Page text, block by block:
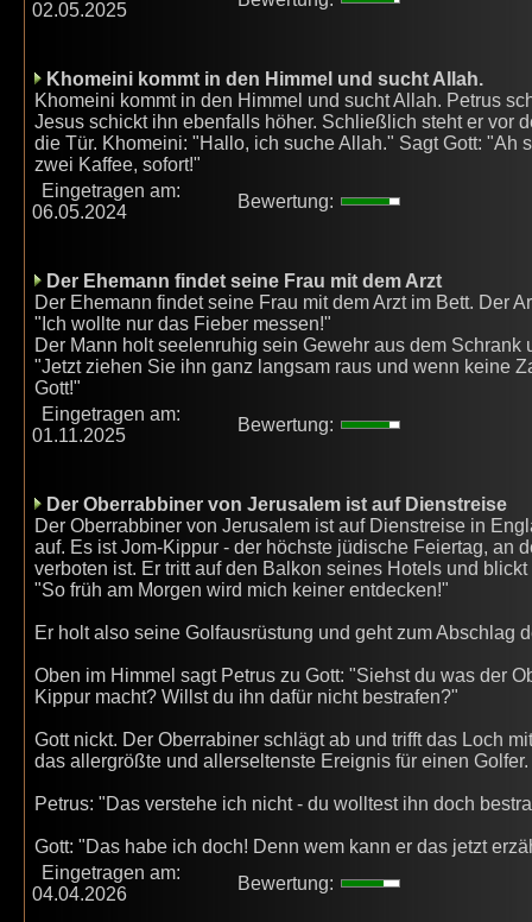
02.05.2025
Khomeini kommt in den Himmel und sucht Allah.
Khomeini kommt in den Himmel und sucht Allah. Petrus
Jesus schickt ihn ebenfalls höher. Schließlich steht er vor
die Tür. Khomeini: "Hallo, ich suche Allah." Sagt Gott: "Ah
zwei Kaffee, sofort!"
Eingetragen am:
06.05.2024
Bewertung:
Der Ehemann findet seine Frau mit dem Arzt
Der Ehemann findet seine Frau mit dem Arzt im Bett. Der
"Ich wollte nur das Fieber messen!"
Der Mann holt seelenruhig sein Gewehr aus dem Schrank
"Jetzt ziehen Sie ihn ganz langsam raus und wenn keine
Gott!"
Eingetragen am:
01.11.2025
Bewertung:
Der Oberrabbiner von Jerusalem ist auf Dienstreise
Der Oberrabbiner von Jerusalem ist auf Dienstreise in
auf. Es ist Jom-Kippur - der höchste jüdische Feiertag, an
verboten ist. Er tritt auf den Balkon seines Hotels und
"So früh am Morgen wird mich keiner entdecken!"
Er holt also seine Golfausrüstung und geht zum Abschlag
Oben im Himmel sagt Petrus zu Gott: "Siehst du was der
Kippur macht? Willst du ihn dafür nicht bestrafen?"
Gott nickt. Der Oberrabiner schlägt ab und trifft das Loch
das allergrößte und allerseltenste Ereignis für einen Golfer.
Petrus: "Das verstehe ich nicht - du wolltest ihn doch
Gott: "Das habe ich doch! Denn wem kann er das jetzt
Eingetragen am:
04.04.2026
Bewertung: